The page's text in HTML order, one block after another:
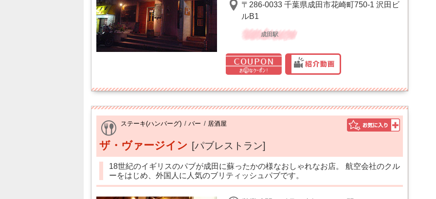
〒286-0033 千葉県成田市花崎町750-1 沢田ビ
ルB1
成田駅
ステーキ(ハンバーグ) / バー / 居酒屋
ザ・ヴァージイン [パブレストラン]
18世紀のイギリスのパブが成田に蘇ったかの様なおしゃれなお店。 航空会社のクル
ーをはじめ、外国人に人気のブリティッシュパブです。